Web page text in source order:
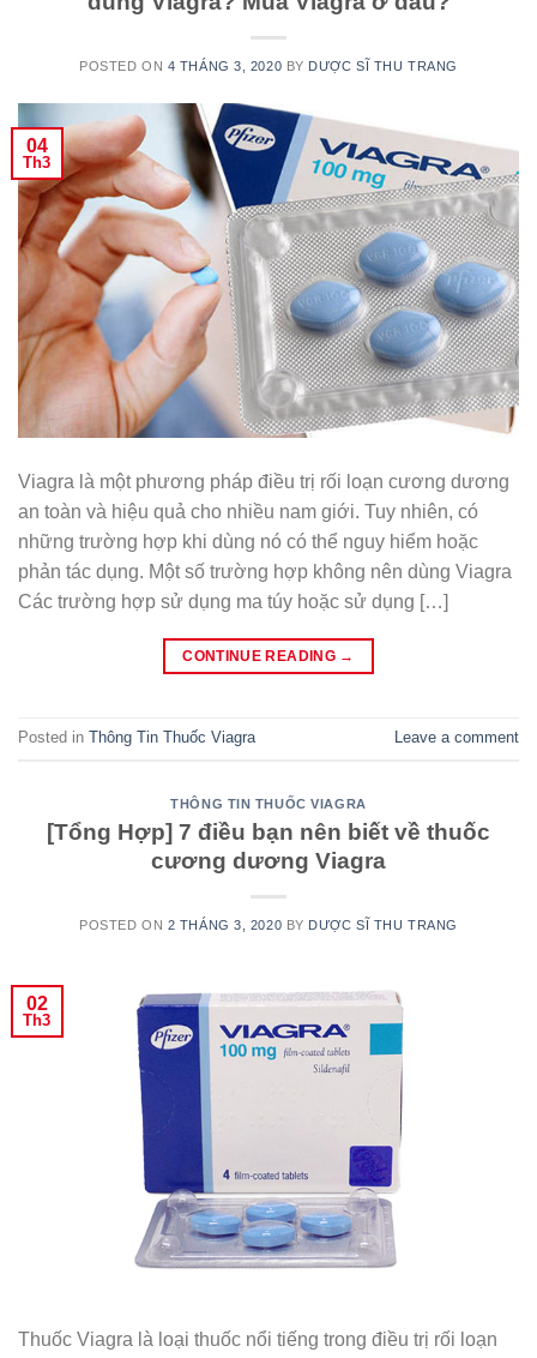
POSTED ON 4 THÁNG 3, 2020 BY DƯỢC SĨ THU TRANG
04
Th3
Viagra là một phương pháp điều trị rối loạn cương dương
an toàn và hiệu quả cho nhiều nam giới. Tuy nhiên, có
những trường hợp khi dùng nó có thể nguy hiểm hoặc
phản tác dụng. Một số trường hợp không nên dùng Viagra
Các trường hợp sử dụng ma túy hoặc sử dụng […]
CONTINUE READING →
Posted in Thông Tin Thuốc Viagra Leave a comment
THÔNG TIN THUỐC VIAGRA
[Tổng Hợp] 7 điều bạn nên biết về thuốc
cương dương Viagra
POSTED ON 2 THÁNG 3, 2020 BY DƯỢC SĨ THU TRANG
02
Th3
Thuốc Viagra là loại thuốc nổi tiếng trong điều trị rối loạn